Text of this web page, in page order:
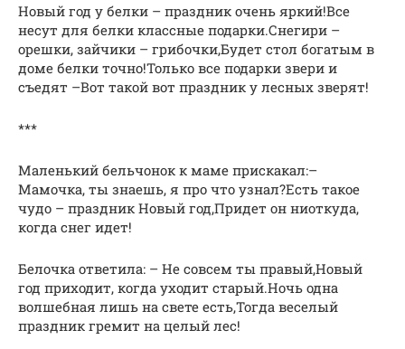
Новый год у белки – праздник очень яркий!Все
несут для белки классные подарки.Снегири –
орешки, зайчики – грибочки,Будет стол богатым в
доме белки точно!Только все подарки звери и
съедят –Вот такой вот праздник у лесных зверят!
***
Маленький бельчонок к маме прискакал:–
Мамочка, ты знаешь, я про что узнал?Есть такое
чудо – праздник Новый год,Придет он ниоткуда,
когда снег идет!
Белочка ответила: – Не совсем ты правый,Новый
год приходит, когда уходит старый.Ночь одна
волшебная лишь на свете есть,Тогда веселый
праздник гремит на целый лес!